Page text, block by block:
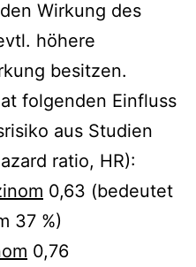
Wirkung des
höhere
besitzen.
folgenden Einfluss
aus Studien
ratio, HR):
0,63 (bedeutet
37 %)
0,76